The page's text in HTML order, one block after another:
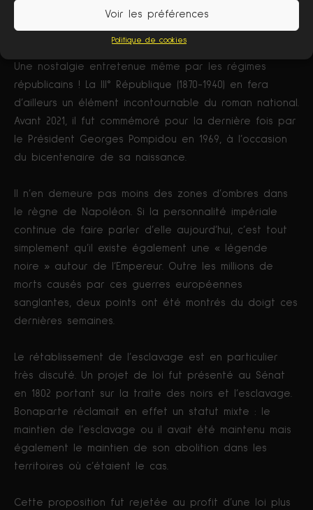
Voir les préférences
Politique de cookies
collectif un homme ayant aimé la France, son peuple
et lui ayant rendue toute sa grandeur en Europe. Il
Une nostalgie entretenue même par les régimes
républicains ! La III° République (1870-1940) en fera
d’ailleurs un élément incontournable du roman national.
Avant 2021, il fut commémoré pour la dernière fois par
le Président Georges Pompidou en 1969, à l’occasion
du bicentenaire de sa naissance.
Il n’en demeure pas moins des zones d’ombres dans
le règne de Napoléon. Si la personnalité impériale
continue de faire parler d’elle aujourd’hui, c’est tout
simplement qu’il existe également une « légende
noire » autour de l’Empereur. Outre les millions de
morts causés par ces guerres européennes
sanglantes, deux points ont été montrés du doigt ces
dernières semaines.
Le rétablissement de l’esclavage est en particulier
très discuté. Un projet de loi fut présenté au Sénat
en 1802 portant sur la traite des noirs et l’esclavage.
Bonaparte réclamait en effet un statut mixte : le
maintien de l’esclavage ou il avait été maintenu mais
également le maintien de son abolition dans les
territoires où c’étaient le cas.
Cette proposition fut rejetée au profit d’une loi plus